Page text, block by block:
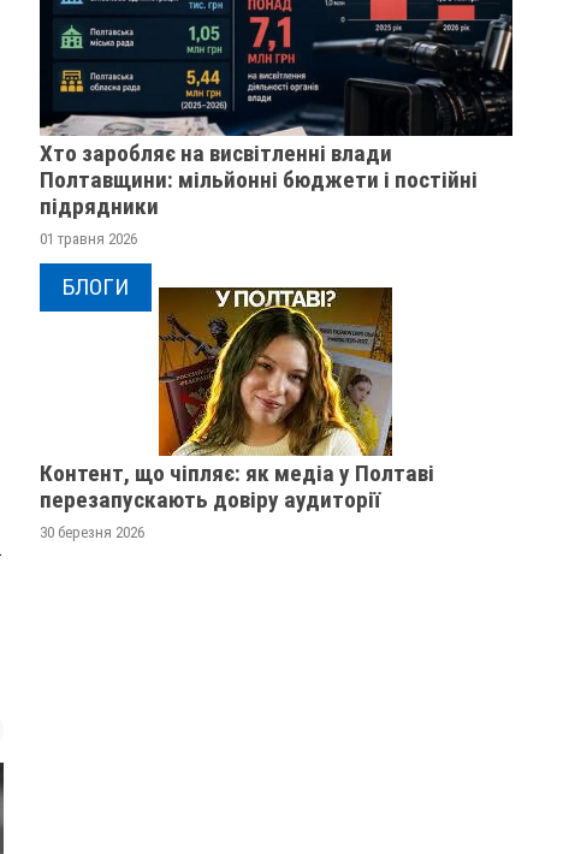
.
Хто заробляє на висвітленні влади
Полтавщини: мільйонні бюджети і постійні
підрядники
01 травня 2026
БЛОГИ
Контент, що чіпляє: як медіа у Полтаві
перезапускають довіру аудиторії
30 березня 2026